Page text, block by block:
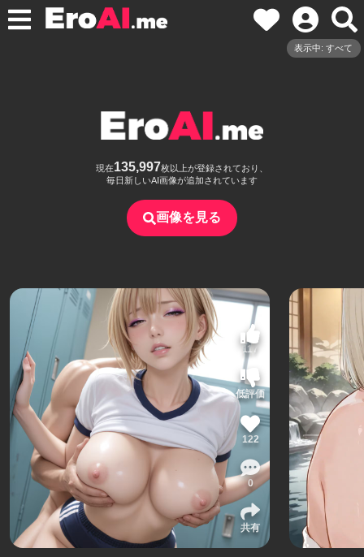
表示中: すべて
現在135,997枚以上が登録されており、
毎日新しいAI画像が追加されています
画像を見る
117
低評価
122
0
共有